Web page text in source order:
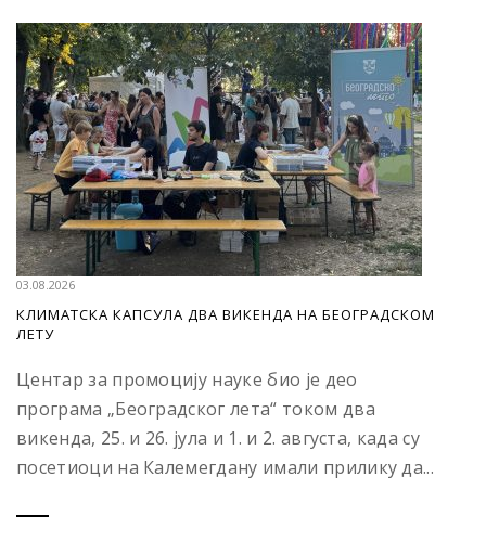
03.08.2026
КЛИМАТСКА КАПСУЛА ДВА ВИКЕНДА НА БЕОГРАДСКОМ
ЛЕТУ
Центар за промоцију науке био је део
програма „Београдског лета“ током два
викенда, 25. и 26. јула и 1. и 2. августа, када су
посетиоци на Калемегдану имали прилику да...